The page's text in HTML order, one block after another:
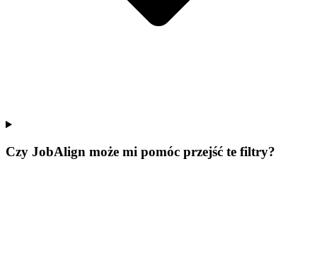
Czy JobAlign może mi pomóc przejść te filtry?